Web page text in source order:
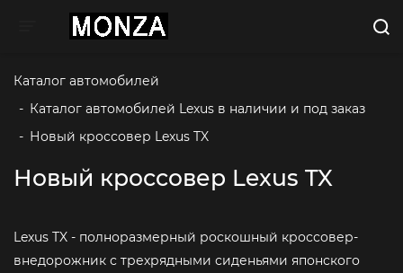
Toggle navigation
Каталог автомобилей
- Каталог автомобилей Lexus в наличии и под заказ
- Новый кроссовер Lexus TX
Новый кроссовер Lexus TX
Lexus TX - полноразмерный роскошный кроссовер-
внедорожник с трехрядными сиденьями японского